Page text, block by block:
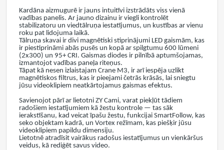
Kardāna aizmugurē ir jauns intuitīvi izstrādāts viss vienā
vadības panelis. Ar jauno dizainu ir viegli kontrolēt
stabilizatoru un viedtālruņa iestatījumus, un kustības ar vienu
roku pat lidojuma laikā.
Tālruņa skavai ir divi magnētiski stiprinājumi LED gaismām, kas
ir piestiprināmi abās pusēs un kopā ar spilgtumu 600 lūmeni
(2x300) un 95+ CRI. Gaismas diodes ir pilnībā aptumšojamas,
izmantojot vadības paneļa riteņus.
Tāpat kā nesen izlaistajam Crane M3, ir arī iespēja uzlikt
magnētiskos filtrus, kas ir pieejami četrās krāsās, lai sniegtu
jūsu videoklipiem neatkārtojamus gaismas efektus.
Savienojot pārī ar lietotni ZY Cami, varat piekļūt tādiem
radošiem iestatījumiem kā žestu kontrole — tas sāk
ierakstīšanu, kad veicat īpašu žestu, funkcijai SmartFollow, kas
seko objektam kadrā, un Vortex režīmam, kas piešķir jūsu
videoklipiem papildu dimensiju.
Lietotnē atradīsit vairākus radošus iestatījumus un vienkāršus
veidus, kā rediģēt savus video.